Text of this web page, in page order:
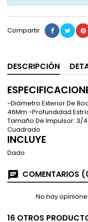
Compartir
DESCRIPCIÓN
-Diámetro Exterior De
46Mm -Profundidad
Tamaño De Impulsor: 3/
Cuadrado
INCLUYE
Dado
COMENTARIOS
No hay
16 OTROS